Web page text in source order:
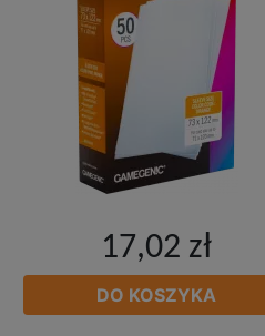
17,02 zł
DO KOSZYKA